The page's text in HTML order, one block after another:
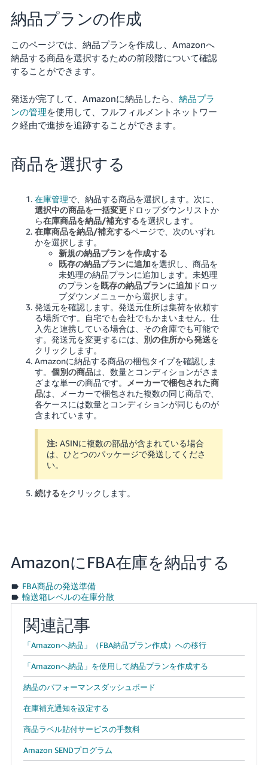
日
本
語
한
어
-
KR
日
本
-
JP
English
- JP
グ
イ
ン
さ
っ
始
め
る
納品プランの作成
このページでは、納品プランを作成し、Amazonへ
納品する商品を選択するための前段階について確認
することができます。
発送が完了して、Amazonに納品したら、 納品プラ
ンの管理を使用して、フルフィルメントネットワー
ク経由で進捗を追跡することができます。
商品を選択する
在庫管理で、納品する商品を選択します。 次に、
選択中の商品を一括変更ドロップダウンリストか
ら在庫商品を納品/補充するを選択します。
在庫商品を納品/補充するページで、次のいずれ
かを選択します。
新規の納品プランを作成する
既存の納品プランに追加を選択し、商品を
未処理の納品プランに追加します。未処理
のプランを既存の納品プランに追加 ドロッ
プダウンメニューから選択します。
発送元を確認します。発送元住所は集荷を依頼す
る場所です。自宅でも会社でもかまいません。仕
入先と連携している場合は、その倉庫でも可能で
す。発送元を変更するには、 別の住所から発送を
クリックします。
Amazonに納品する商品の梱包タイプを確認しま
す。 個別の商品は、数量とコンディションがさま
ざまな単一の商品です。
メーカーで梱包された商
品は、メーカーで梱包された複数の同じ商品で、
各ケースには数量とコンディションが同じものが
含まれています。
注: ASINに複数の部品が含まれている場合
は、ひとつのパッケージで発送してくださ
い。
続けるをクリックします。
AmazonにFBA在庫を納品する
FBA商品の発送準備
輸送箱レベルの在庫分散
関連記事
「Amazonへ納品」（FBA納品プラン作成）への移行
「Amazonへ納品」を使用して納品プランを作成する
納品のパフォーマンスダッシュボード
在庫補充通知を設定する
商品ラベル貼付サービスの手数料
Amazon SENDプログラム